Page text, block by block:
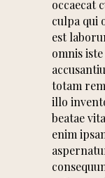
occaecat
culpa qui
est
omnis
totam
illo
beatae
enim